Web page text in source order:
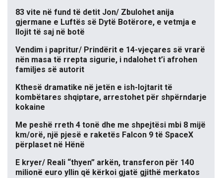
83 vite në fund të detit Jon/ Zbulohet anija
gjermane e Luftës së Dytë Botërore, e vetmja e
llojit të saj në botë
Vendim i papritur/ Prindërit e 14-vjeçares së vrarë
nën masa të rrepta sigurie, i ndalohet t’i afrohen
familjes së autorit
Kthesë dramatike në jetën e ish-lojtarit të
kombëtares shqiptare, arrestohet për shpërndarje
kokaine
Me peshë rreth 4 tonë dhe me shpejtësi mbi 8 mijë
km/orë, një pjesë e raketës Falcon 9 të SpaceX
përplaset në Hënë
E kryer/ Reali “thyen” arkën, transferon për 140
milionë euro yllin që kërkoi gjatë gjithë merkatos